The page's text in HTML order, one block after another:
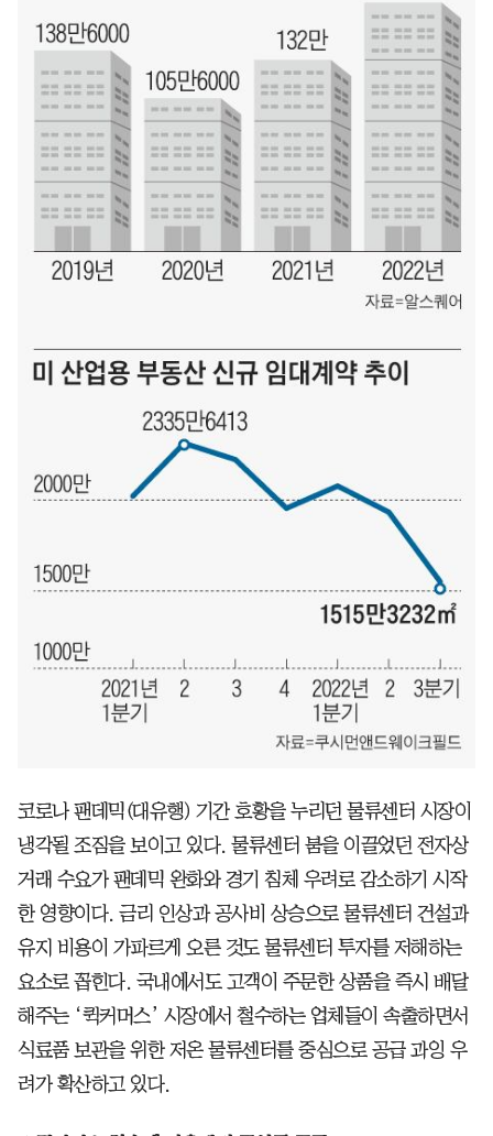
코로나 팬데믹(대유행) 기간 호황을 누리던 물류센터 시장이
냉각될 조짐을 보이고 있다. 물류센터 붐을 이끌었던 전자상
거래 수요가 팬데믹 완화와 경기 침체 우려로 감소하기 시작
한 영향이다. 금리 인상과 공사비 상승으로 물류센터 건설과
유지 비용이 가파르게 오른 것도 물류센터 투자를 저해하는
요소로 꼽힌다. 국내에서도 고객이 주문한 상품을 즉시 배달
해주는 ‘퀵커머스’ 시장에서 철수하는 업체들이 속출하면서
식료품 보관을 위한 저온 물류센터를 중심으로 공급 과잉 우
려가 확산하고 있다.